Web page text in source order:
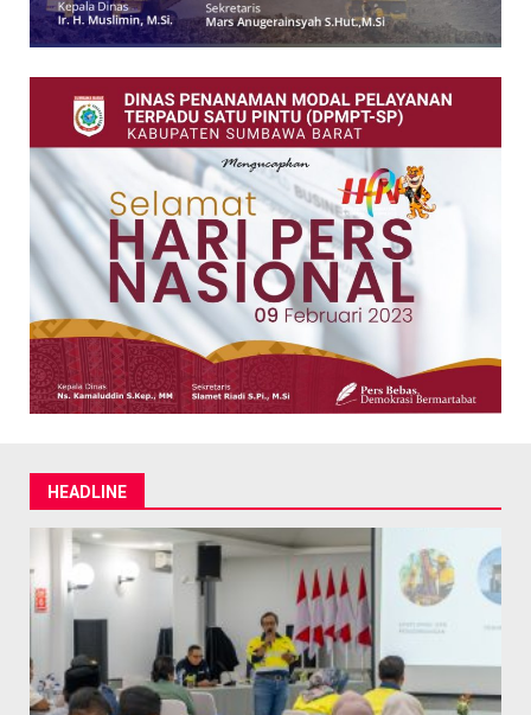
HEADLINE